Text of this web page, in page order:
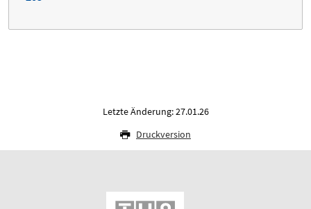
Letzte Änderung: 27.01.26
Druckversion